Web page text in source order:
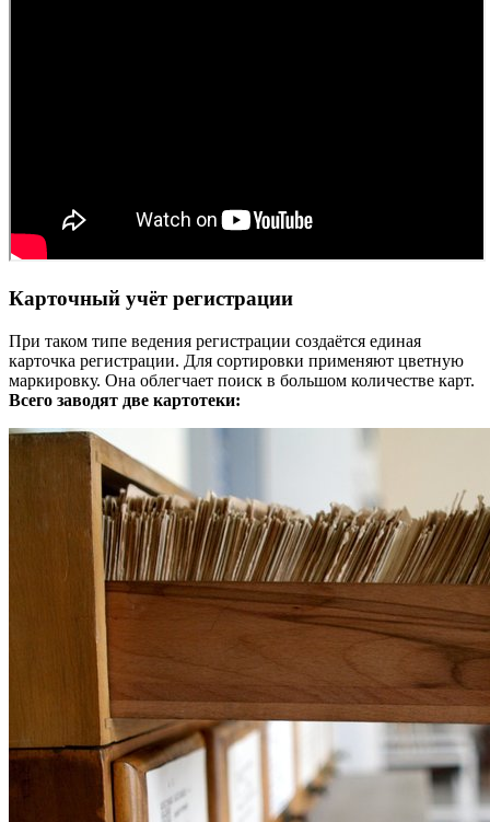
Карточный учёт регистрации
При таком типе ведения регистрации создаётся единая
карточка регистрации. Для сортировки применяют цветную
маркировку. Она облегчает поиск в большом количестве карт.
Всего заводят две картотеки: